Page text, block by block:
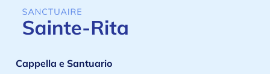
Cappella e Santuario